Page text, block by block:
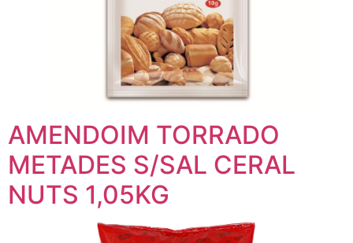
AMENDOIM TORRADO
METADES S/SAL CERAL
NUTS 1,05KG